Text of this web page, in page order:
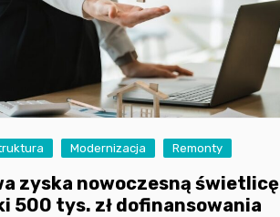
Modernizacja Remonty
zyska nowoczesną świetlicę
500 tys. zł dofinansowania